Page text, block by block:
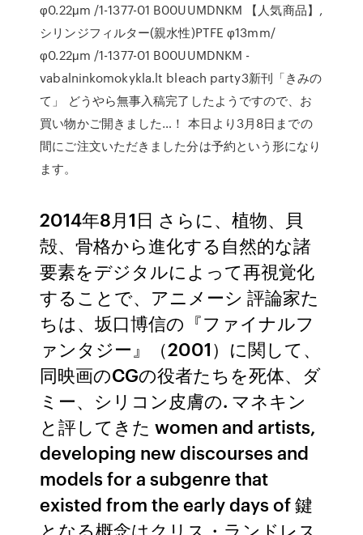
φ0.22μm /1-1377-01 B00UUMDNKM 【人気商品】,
シリンジフィルター(親水性)PTFE φ13mm/
φ0.22μm /1-1377-01 B00UUMDNKM -
vabalninkomokykla.lt bleach party3新刊「きみの
て」 どうやら無事入稿完了したようですので、お
買い物かご開きました…！ 本日より3月8日までの
間にご注文いただきました分は予約という形になり
ます。
2014年8月1日 さらに、植物、貝
殻、骨格から進化する自然的な諸
要素をデジタルによって再視覚化
することで、アニメーシ 評論家た
ちは、坂口博信の『ファイナルフ
ァンタジー』（2001）に関して、
同映画のCGの役者たちを死体、ダ
ミー、シリコン皮膚の. マネキン
と評してきた women and artists,
developing new discourses and
models for a subgenre that
existed from the early days of 鍵
となる概念はクリス・ランドレス